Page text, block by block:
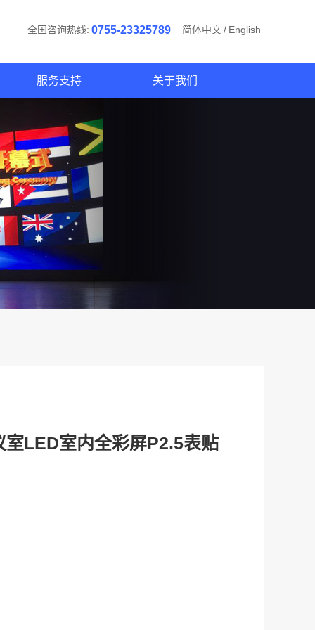
全国咨询热线: 0755-23325789 简体中文/ English
服务支持 关于我们
LED室内全彩屏P2.5表贴